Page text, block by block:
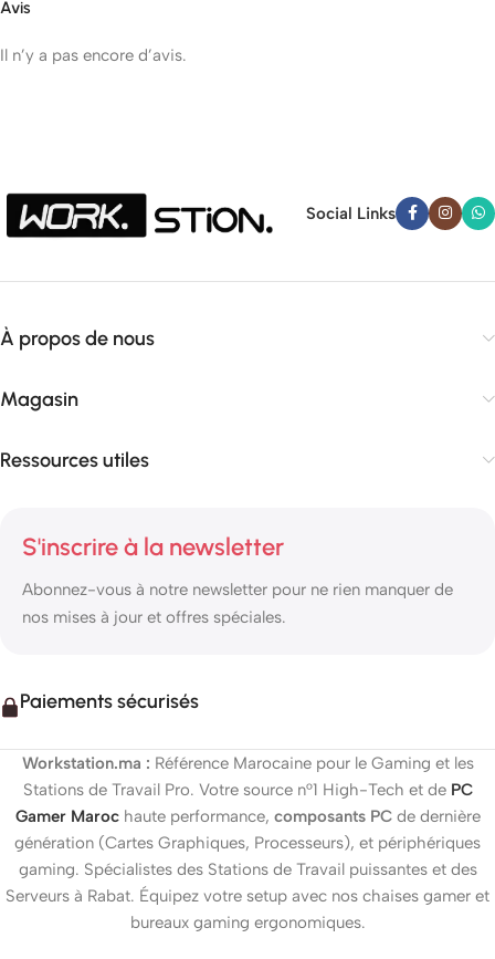
Avis
Il n’y a pas encore d’avis.
Social Links
À propos de nous
Magasin
Ressources utiles
S'inscrire à la newsletter
Abonnez-vous à notre newsletter pour ne rien manquer de
nos mises à jour et offres spéciales.
Paiements sécurisés
Workstation.ma : Référence Marocaine pour le Gaming et les
Stations de Travail Pro. Votre source n°1 High-Tech et de PC
Gamer Marochaute performance, composants PCde dernière
génération (Cartes Graphiques, Processeurs), et périphériques
gaming. Spécialistes des Stations de Travail puissantes et des
Serveurs à Rabat. Équipez votre setup avec nos chaises gamer et
bureaux gaming ergonomiques.